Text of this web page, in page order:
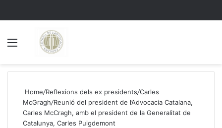
Home/Reflexions dels ex presidents/Carles
McGragh/Reunió del president de l’Advocacia Catalana,
Carles McCragh, amb el president de la Generalitat de
Catalunya, Carles Puigdemont